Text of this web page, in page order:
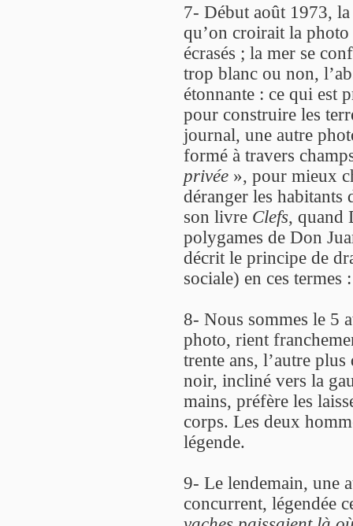
7- Début août 1973,
qu’on croirait la
écrasés ; la mer se
trop blanc ou non,
étonnante : ce qui est
pour construire les
journal, une autre
formé à travers
privée », pour mieux
déranger les
son livre Clefs, quand
polygames de Don
décrit le principe de
sociale) en ces termes
8- Nous sommes le 5
photo, rient
trente ans, l’autre
noir, incliné vers la
mains, préfère les
corps. Les deux
légende.
9- Le lendemain, une
concurrent, légendée